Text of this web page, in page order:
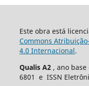
Este obra está
Commons
4.0 Internacional.
Qualis A2 , ano base
6801 e ISSN